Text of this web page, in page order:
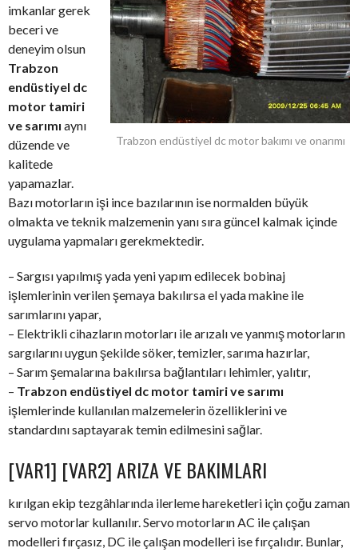
Trabzon endüstiyel dc motor bakımı ve onarımı
imkanlar gerek
beceri ve
deneyim olsun
Trabzon
endüstiyel dc
motor tamiri
ve sarımı aynı
düzende ve
kalitede
yapamazlar.
Bazı motorların işi ince bazılarının ise normalden büyük
olmakta ve teknik malzemenin yanı sıra güncel kalmak içinde
uygulama yapmaları gerekmektedir.
– Sargısı yapılmış yada yeni yapım edilecek bobinaj
işlemlerinin verilen şemaya bakılırsa el yada makine ile
sarımlarını yapar,
– Elektrikli cihazların motorları ile arızalı ve yanmış motorların
sargılarını uygun şekilde söker, temizler, sarıma hazırlar,
– Sarım şemalarına bakılırsa bağlantıları lehimler, yalıtır,
– Trabzon endüstiyel dc motor tamiri ve sarımı
işlemlerinde kullanılan malzemelerin özelliklerini ve
standardını saptayarak temin edilmesini sağlar.
[VAR1] [VAR2] ARIZA VE BAKIMLARI
kırılgan ekip tezgâhlarında ilerleme hareketleri için çoğu zaman
servo motorlar kullanılır. Servo motorların AC ile çalışan
modelleri fırçasız, DC ile çalışan modelleri ise fırçalıdır. Bunlar,